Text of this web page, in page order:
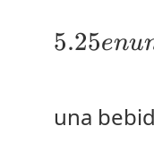
5.25enu
una